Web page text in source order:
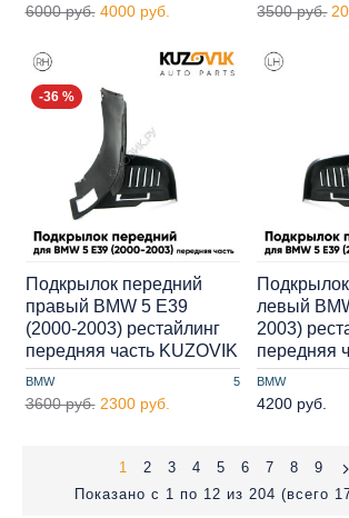
6000 руб. 4000 руб. 3500 руб.
-36 %
BMW 5
Подкрылок передний
правый BMW 5 E39
(2000-2003) рестайлинг
передняя часть KUZOVIK
3600 руб. 2300 руб.
BMW
левый
2003)
передняя
4200 руб.
1 2 3 4 5 6 7 8
9
Показано с 1 по 12 из 204 (всего